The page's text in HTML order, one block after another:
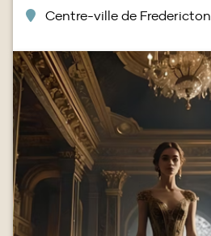
Centre-ville de Fredericton
Image